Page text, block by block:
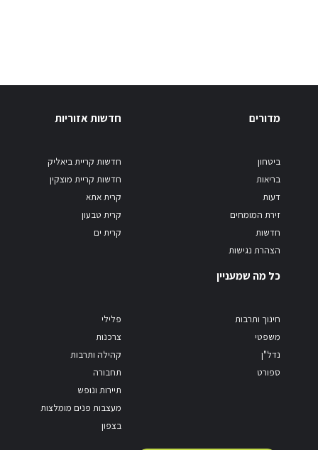
מדורים
ביטחון
בריאות
דעות
זירת המומחים
חדשות
הצהרת נגישות
חדשות אזוריות
חדשות קריית ביאליק
חדשות קריית מוצקין
קרית אתא
קרית טבעון
קרית ים
כל מה שמעניין
חינוך ותרבות
משפטי
נדל"ן
ספורט
פלילי
צרכנות
קהילה ותרבות
תחבורה
תיירות ונופש
מעצבות פנים מומלצות
בצפון